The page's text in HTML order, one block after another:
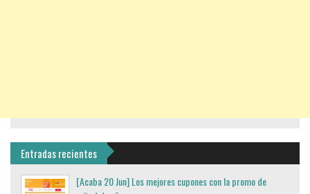
Entradas recientes
[Acaba 20 Jun] Los mejores cupones con la promo de